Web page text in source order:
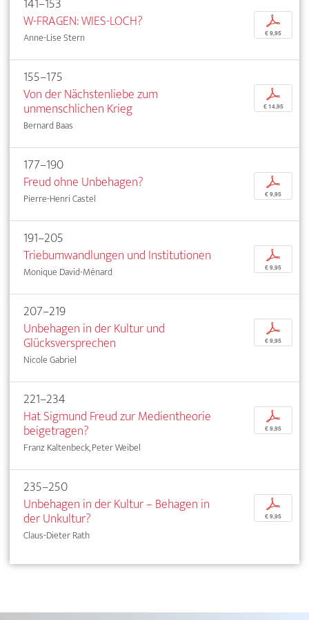
W-FRAGEN: WIES-LOCH?
Anne-Lise Stern
p
€ 9,95
155–175
Von der Nächstenliebe zum
unmenschlichen Krieg
Bernard Baas
p
€ 14,95
177–190
Freud ohne Unbehagen?
Pierre-Henri Castel
p
€ 9,95
191–205
Triebumwandlungen und Institutionen
Monique David-Ménard
p
€ 9,95
207–219
Unbehagen in der Kultur und
Glücksversprechen
Nicole Gabriel
p
€ 9,95
221–234
Hat Sigmund Freud zur Medientheorie
beigetragen?
Franz Kaltenbeck, Peter Weibel
p
€ 9,95
235–250
Unbehagen in der Kultur – Behagen in
der Unkultur?
Claus-Dieter Rath
p
€ 9,95